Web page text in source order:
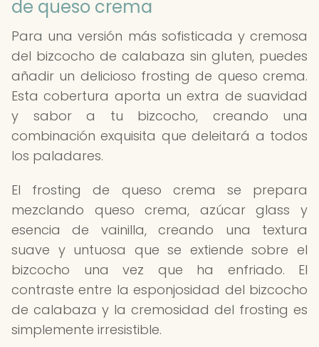
de queso crema
Para una versión más sofisticada y cremosa
del bizcocho de calabaza sin gluten, puedes
añadir un delicioso frosting de queso crema.
Esta cobertura aporta un extra de suavidad
y sabor a tu bizcocho, creando una
combinación exquisita que deleitará a todos
los paladares.
El frosting de queso crema se prepara
mezclando queso crema, azúcar glass y
esencia de vainilla, creando una textura
suave y untuosa que se extiende sobre el
bizcocho una vez que ha enfriado. El
contraste entre la esponjosidad del bizcocho
de calabaza y la cremosidad del frosting es
simplemente irresistible.